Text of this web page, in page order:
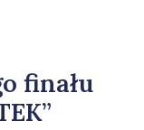
finału